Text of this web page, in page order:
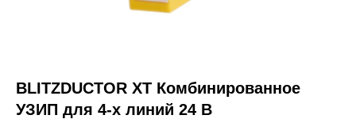
BLITZDUCTOR XT Комбинированное
УЗИП для 4-х линий 24 В